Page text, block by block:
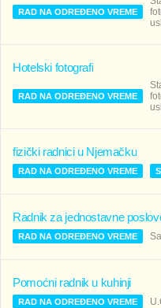
RAD NA ODREĐENO VREME
Hotelski fotografi
RAD NA ODREĐENO VREME
fizički radnici u Njemačku
RAD NA ODREĐENO VREME
Radnik za jednostavne
RAD NA ODREĐENO VREME
Pomoćni radnik u kuhinji
RAD NA ODREĐENO VREME